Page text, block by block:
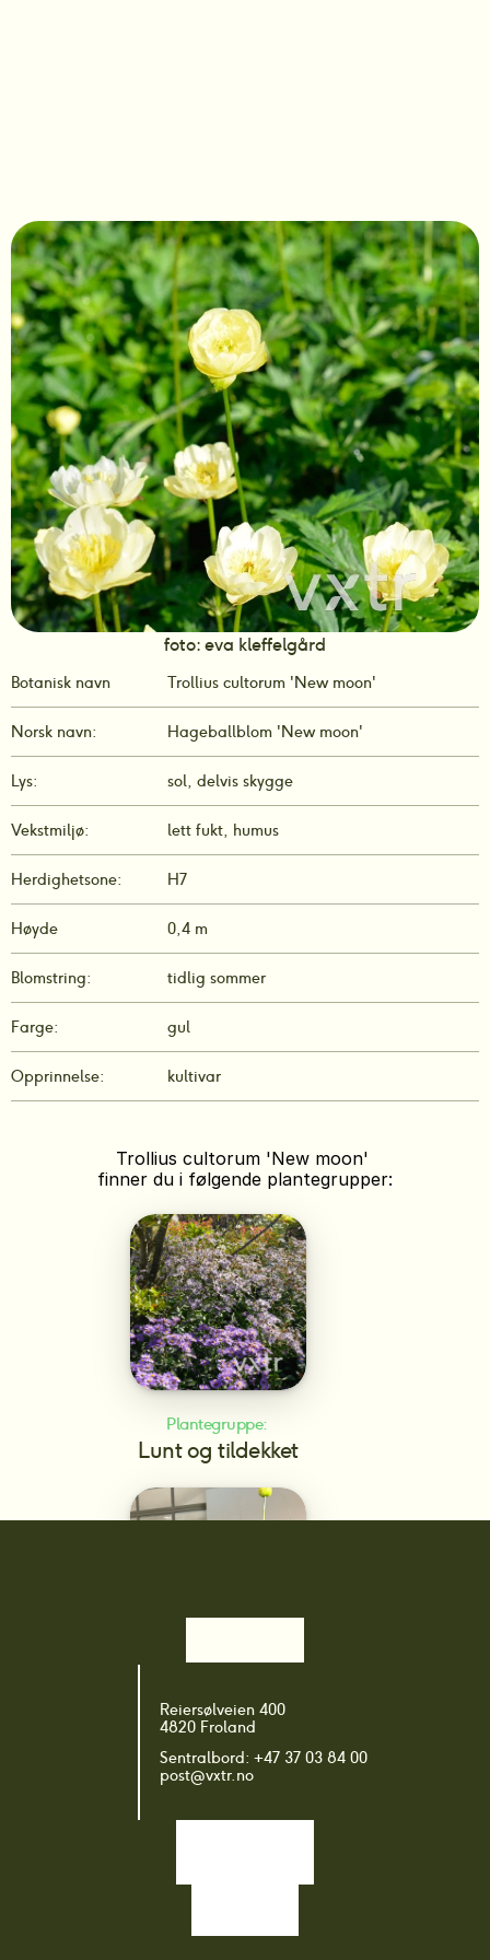
Botanisk navn Trollius cultorum 'New moon'
Norsk navn: Hageballblom 'New moon'
Lys: sol, delvis skygge
Vekstmiljø: lett fukt, humus
Herdighetsone: H7
Høyde 0,4 m
Blomstring: tidlig sommer
Farge: gul
Opprinnelse: kultivar
foto: eva kleffelgård
Trollius cultorum 'New moon'
finner du i følgende plantegrupper:
Plantegruppe:
Lunt og tildekket
Prydkultivarer
Reiersølveien 400
4820 Froland
Sentralbord: +47 37 03 84 00
post@vxtr.no